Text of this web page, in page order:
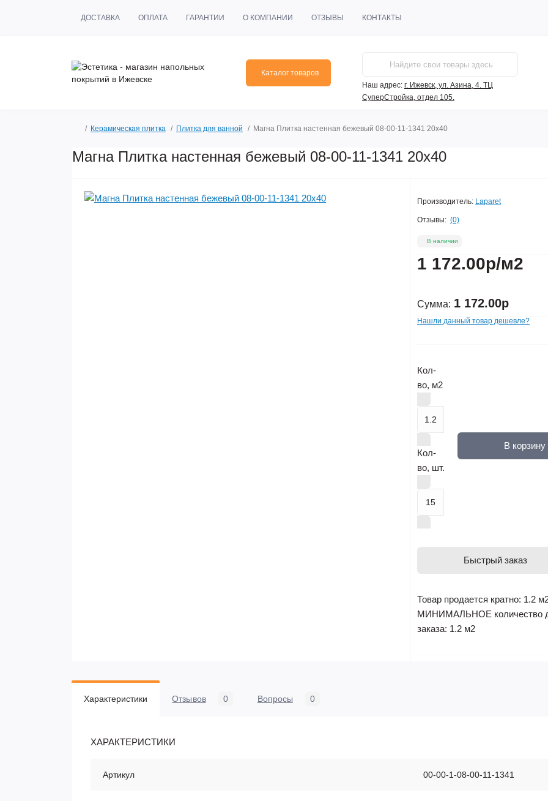
ДОСТАВКА ОПЛАТА ГАРАНТИИ О КОМПАНИИ ОТЗЫВЫ КОНТАКТЫ
Каталог товаров
Наш адрес: г. Ижевск, ул. Азина, 4. ТЦ
СуперСтройка, отдел 105.
Керамическая плитка Плитка для ванной Магна Плитка настенная бежевый 08-00-11-1341 20х40
Магна Плитка настенная бежевый 08-00-11-1341 20х40
Производитель: Laparet
Отзывы: (0)
В наличии
1 172.00р/м2
Сумма: 1 172.00р
Нашли данный товар дешевле?
Кол-
во, м2
Кол-
во, шт.
В корзину
Быстрый заказ
Товар продается кратно: 1.2
МИНИМАЛЬНОЕ количество
заказа: 1.2 м2
Характеристики Отзывов 0 Вопросы 0
ХАРАКТЕРИСТИКИ
Артикул 00-00-1-08-00-11-1341